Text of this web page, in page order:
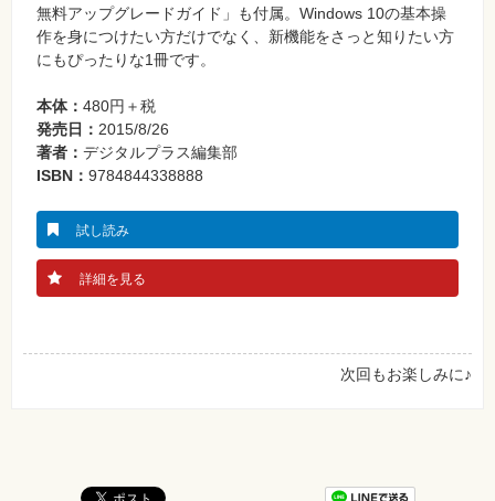
無料アップグレードガイド」も付属。Windows 10の基本操
作を身につけたい方だけでなく、新機能をさっと知りたい方
にもぴったりな1冊です。
本体： 480円＋税
発売日： 2015/8/26
著者： デジタルプラス編集部
ISBN： 9784844338888
試し読み
詳細を見る
次回もお楽しみに♪